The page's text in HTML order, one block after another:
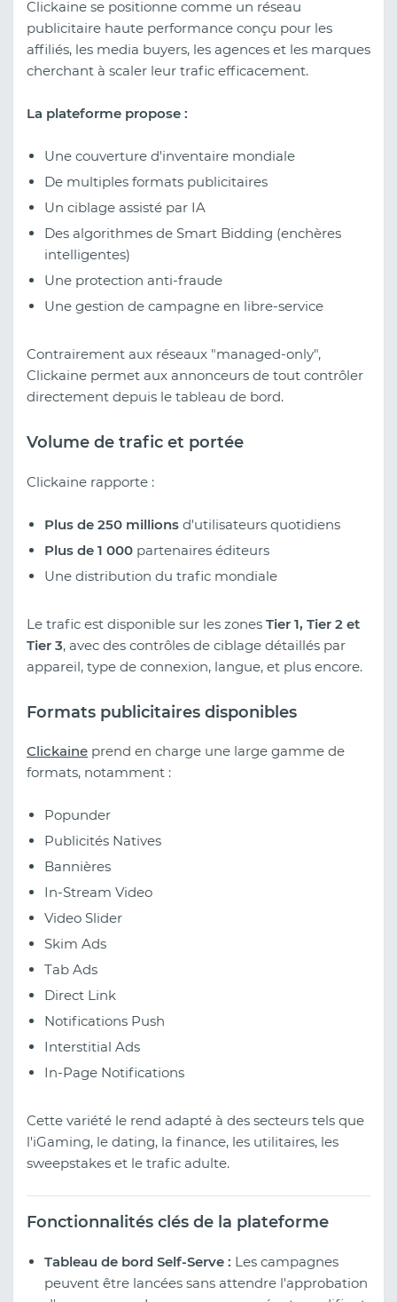
Clickaine se positionne comme un réseau
publicitaire haute performance conçu pour les
affiliés, les media buyers, les agences et les marques
cherchant à scaler leur trafic efficacement.
La plateforme propose :
Une couverture d'inventaire mondiale
De multiples formats publicitaires
Un ciblage assisté par IA
Des algorithmes de Smart Bidding (enchères
intelligentes)
Une protection anti-fraude
Une gestion de campagne en libre-service
Contrairement aux réseaux "managed-only",
Clickaine permet aux annonceurs de tout contrôler
directement depuis le tableau de bord.
Volume de trafic et portée
Clickaine rapporte :
Plus de 250 millions d'utilisateurs quotidiens
Plus de 1 000 partenaires éditeurs
Une distribution du trafic mondiale
Le trafic est disponible sur les zones Tier 1, Tier 2 et
Tier 3, avec des contrôles de ciblage détaillés par
appareil, type de connexion, langue, et plus encore.
Formats publicitaires disponibles
Clickaine prend en charge une large gamme de
formats, notamment :
Popunder
Publicités Natives
Bannières
In-Stream Video
Video Slider
Skim Ads
Tab Ads
Direct Link
Notifications Push
Interstitial Ads
In-Page Notifications
Cette variété le rend adapté à des secteurs tels que
l'iGaming, le dating, la finance, les utilitaires, les
sweepstakes et le trafic adulte.
Fonctionnalités clés de la plateforme
Tableau de bord Self-Serve : Les campagnes
peuvent être lancées sans attendre l'approbation